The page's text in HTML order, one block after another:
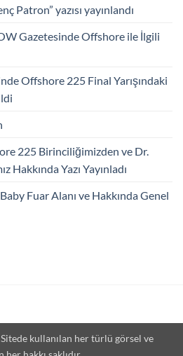
Patron” yazısı yayınlandı
Gazetesinde Offshore ile İlgili
Offshore 225 Final Yarışındaki
225 Birinciliğimizden ve Dr.
Hakkında Yazı Yayınladı
Fuar Alanı ve Hakkında Genel
kullanılan her türlü görsel ve